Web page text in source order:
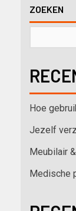
ZOEKEN
Hoe
Jezelf
Meubilair
Medische